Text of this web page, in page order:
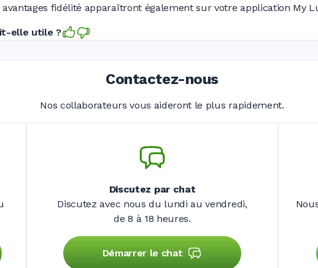
avantages fidélité apparaîtront également sur votre application My
elle utile ?
Contactez-nous
Nos collaborateurs vous aideront le plus rapidement.
Discutez par chat
Discutez avec nous du lundi au vendredi,
de 8 à 18 heures.
Démarrer le chat